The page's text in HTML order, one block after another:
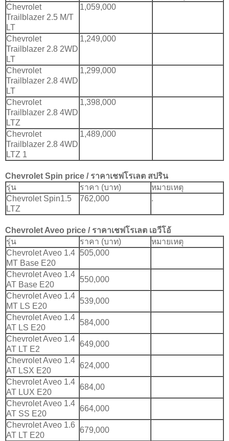
Chevrolet
Trailblazer 2.5 M/T
LT
1,059,000
Chevrolet
Trailblazer 2.8 2WD
LT
1,249,000
Chevrolet
Trailblazer 2.8 4WD
LT
1,299,000
Chevrolet
Trailblazer 2.8 4WD
LTZ
1,398,000
Chevrolet
Trailblazer 2.8 4WD
LTZ 1
1,489,000
Chevrolet Spin price / ราคาเชฟโรเลต สปริน
รุ่น
ราคา (บาท)
หมายเหตุ
Chevrolet Spin1.5
LTZ
762,000 .
Chevrolet Aveo price / ราคาเชฟโรเลต เอวีโอ้
รุ่น
ราคา (บาท)
หมายเหตุ
Chevrolet Aveo 1.4
MT Base E20
505,000
Chevrolet Aveo 1.4
AT Base E20
550,000
Chevrolet Aveo 1.4
MT LS E20
539,000
Chevrolet Aveo 1.4
AT LS E20
584,000
Chevrolet Aveo 1.4
AT LT E2
649,000
Chevrolet Aveo 1.4
AT LSX E20
624,000
Chevrolet Aveo 1.4
AT LUX E20
684,00
Chevrolet Aveo 1.4
AT SS E20
664,000
Chevrolet Aveo 1.6
AT LT E20
679,000